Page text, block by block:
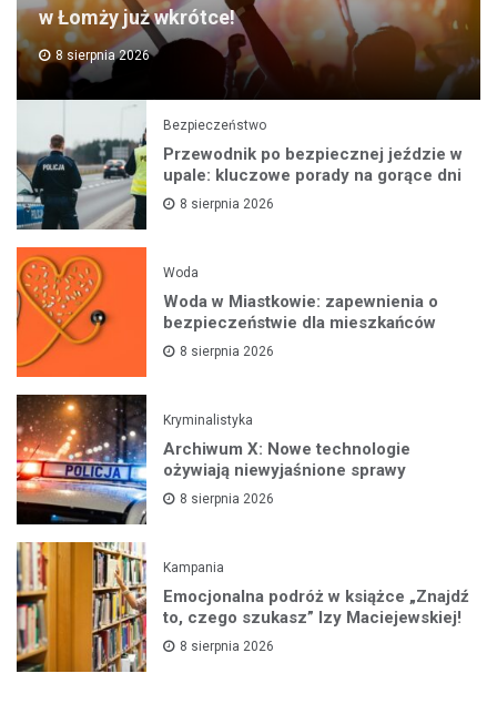
w Łomży już wkrótce!
8 sierpnia 2026
Bezpieczeństwo
Przewodnik po bezpiecznej jeździe w
upale: kluczowe porady na gorące dni
8 sierpnia 2026
Woda
Woda w Miastkowie: zapewnienia o
bezpieczeństwie dla mieszkańców
8 sierpnia 2026
Kryminalistyka
Archiwum X: Nowe technologie
ożywiają niewyjaśnione sprawy
8 sierpnia 2026
Kampania
Emocjonalna podróż w książce „Znajdź
to, czego szukasz” Izy Maciejewskiej!
8 sierpnia 2026